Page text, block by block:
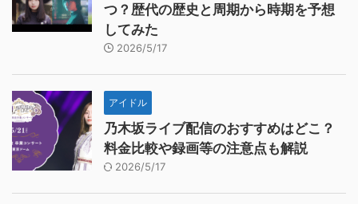
つ？歴代の歴史と周期から時期を予想
してみた
2026/5/17
アイドル
乃木坂ライブ配信のおすすめはどこ？
料金比較や録画等の注意点も解説
2026/5/17